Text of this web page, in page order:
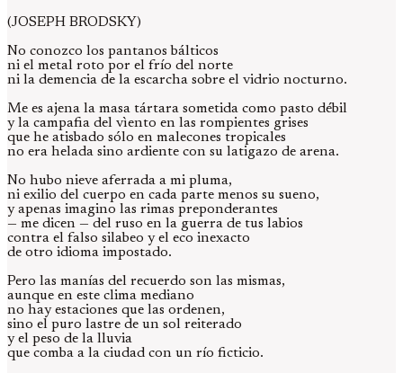
(JOSEPH BRODSKY)
No conozco los pantanos bálticos
ni el metal roto por el frío del norte
ni la demencia de la escarcha sobre el vidrio nocturno.
Me es ajena la masa tártara sometida como pasto débil
y la campafia del vìento en las rompientes grises
que he atisbado sólo en malecones tropicales
no era helada sino ardiente con su latigazo de arena.
No hubo nieve aferrada a mi pluma,
ni exilio del cuerpo en cada parte menos su sueno,
y apenas imagino las rimas preponderantes
— me dicen — del ruso en la guerra de tus labios
contra el falso silabeo y el eco inexacto
de otro idioma impostado.
Pero las manías del recuerdo son las mismas,
aunque en este clima mediano
no hay estaciones que las ordenen,
sino el puro lastre de un sol reiterado
y el peso de la lluvia
que comba a la ciudad con un río ficticio.